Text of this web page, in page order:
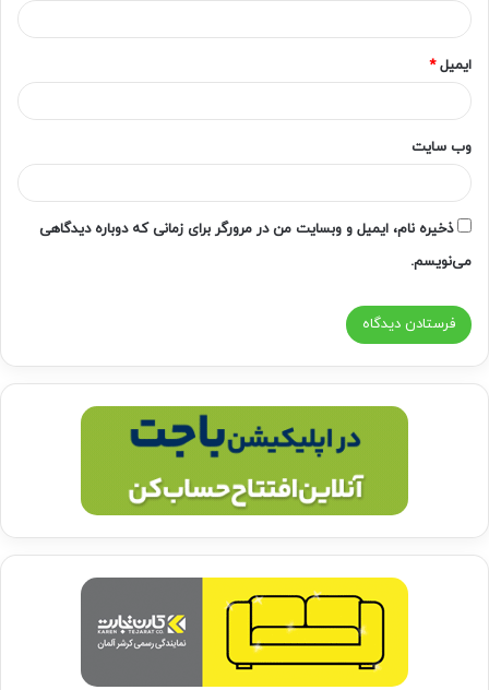
ایمیل*
وب‌ سایت
ذخیره نام، ایمیل و وبسایت من در مرورگر برای زمانی که دوباره دیدگاهی
می‌نویسم.